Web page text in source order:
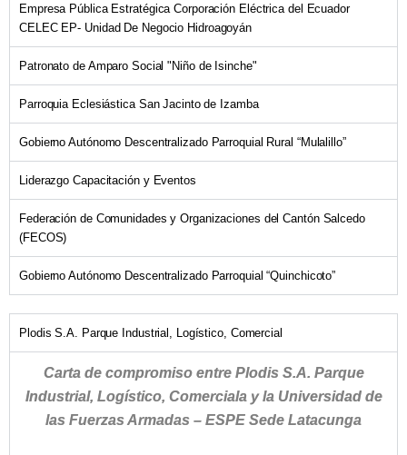
Empresa Pública Estratégica Corporación Eléctrica del Ecuador
CELEC EP- Unidad De Negocio Hidroagoyán
Patronato de Amparo Social "Niño de Isinche"
Parroquia Eclesiástica San Jacinto de Izamba
Gobierno Autónomo Descentralizado Parroquial Rural “Mulalillo”
Liderazgo Capacitación y Eventos
Federación de Comunidades y Organizaciones del Cantón Salcedo
(FECOS)
Gobierno Autónomo Descentralizado Parroquial “Quinchicoto”
Plodis S.A. Parque Industrial, Logístico, Comercial
Carta de compromiso entre Plodis S.A. Parque
Industrial, Logístico, Comerciala y la Universidad de
las Fuerzas Armadas – ESPE Sede Latacunga